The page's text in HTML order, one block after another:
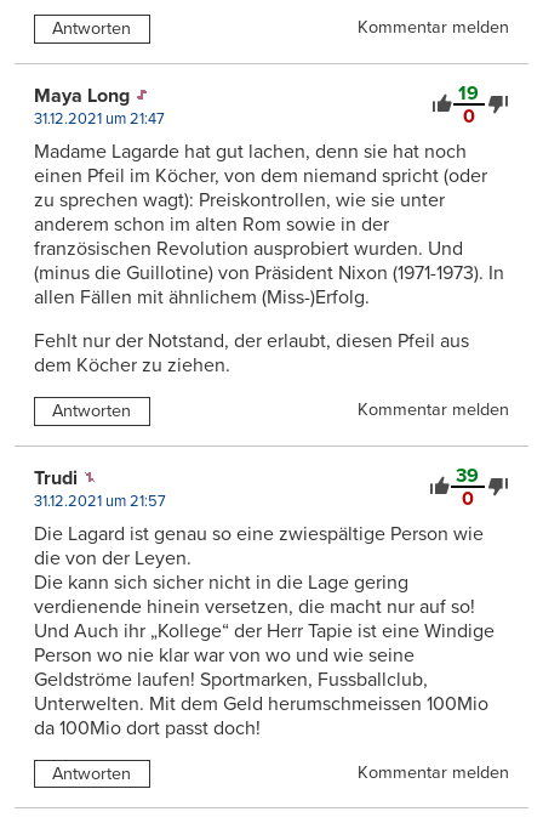
Antworten Kommentar melden
19
0
Maya Long
31.12.2021 um 21:47
Madame Lagarde hat gut lachen, denn sie hat noch
einen Pfeil im Köcher, von dem niemand spricht (oder
zu sprechen wagt): Preiskontrollen, wie sie unter
anderem schon im alten Rom sowie in der
französischen Revolution ausprobiert wurden. Und
(minus die Guillotine) von Präsident Nixon (1971-1973). In
allen Fällen mit ähnlichem (Miss-)Erfolg.
Fehlt nur der Notstand, der erlaubt, diesen Pfeil aus
dem Köcher zu ziehen.
Antworten Kommentar melden
39
0
Trudi
31.12.2021 um 21:57
Die Lagard ist genau so eine zwiespältige Person wie
die von der Leyen.
Die kann sich sicher nicht in die Lage gering
verdienende hinein versetzen, die macht nur auf so!
Und Auch ihr „Kollege“ der Herr Tapie ist eine Windige
Person wo nie klar war von wo und wie seine
Geldströme laufen! Sportmarken, Fussballclub,
Unterwelten. Mit dem Geld herumschmeissen 100Mio
da 100Mio dort passt doch!
Antworten Kommentar melden